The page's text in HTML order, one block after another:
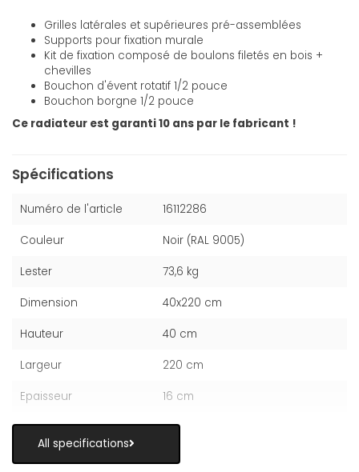
Grilles latérales et supérieures pré-assemblées
Supports pour fixation murale
Kit de fixation composé de boulons filetés en bois +
chevilles
Bouchon d'évent rotatif 1/2 pouce
Bouchon borgne 1/2 pouce
Ce radiateur est garanti 10 ans par le fabricant !
Spécifications
Numéro de l'article 16112286
Couleur Noir (RAL 9005)
Lester 73,6 kg
Dimension 40x220 cm
Hauteur 40 cm
Largeur 220 cm
Epaisseur 16 cm
All specifications